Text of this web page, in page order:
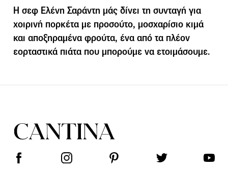
Η σεφ Ελένη Σαράντη μάς δίνει τη συνταγή για
χοιρινή πορκέτα με προσούτο, μοσχαρίσιο κιμά
και αποξηραμένα φρούτα, ένα από τα πλέον
εορταστικά πιάτα που μπορούμε να ετοιμάσουμε.